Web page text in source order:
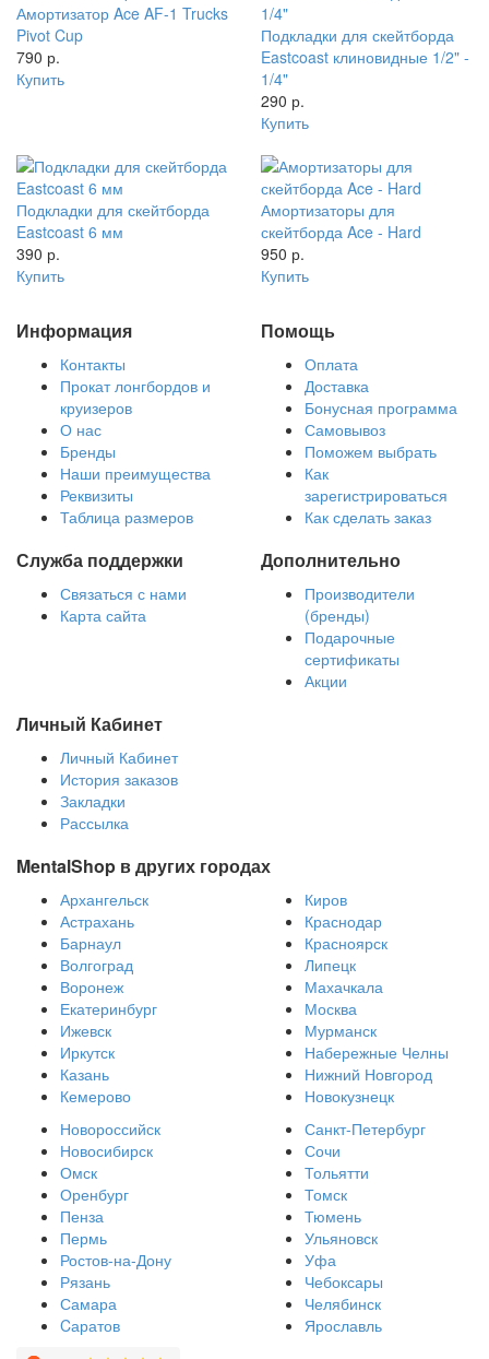
Амортизатор Ace AF-1 Trucks
Pivot Cup
790 р.
Купить
Подкладки для скейтборда
Eastcoast клиновидные 1/2" -
1/4"
290 р.
Купить
Подкладки для скейтборда
Eastcoast 6 мм
390 р.
Купить
Амортизаторы для
скейтборда Ace - Hard
950 р.
Купить
Информация
Контакты
Прокат лонгбордов и
круизеров
О нас
Бренды
Наши преимущества
Реквизиты
Таблица размеров
Помощь
Оплата
Доставка
Бонусная программа
Самовывоз
Поможем выбрать
Как
зарегистрироваться
Как сделать заказ
Служба поддержки
Связаться с нами
Карта сайта
Дополнительно
Производители
(бренды)
Подарочные
сертификаты
Акции
Личный Кабинет
Личный Кабинет
История заказов
Закладки
Рассылка
MentalShop в других городах
Архангельск
Астрахань
Барнаул
Волгоград
Воронеж
Екатеринбург
Ижевск
Иркутск
Казань
Кемерово
Киров
Краснодар
Красноярск
Липецк
Махачкала
Москва
Мурманск
Набережные Челны
Нижний Новгород
Новокузнецк
Новороссийск
Новосибирск
Омск
Оренбург
Пенза
Пермь
Ростов-на-Дону
Рязань
Самара
Cаратов
Санкт-Петербург
Сочи
Тольятти
Томск
Тюмень
Ульяновск
Уфа
Чебоксары
Челябинск
Ярославль